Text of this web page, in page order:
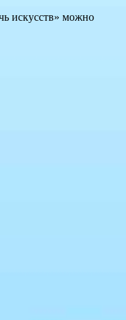
искусств» можно